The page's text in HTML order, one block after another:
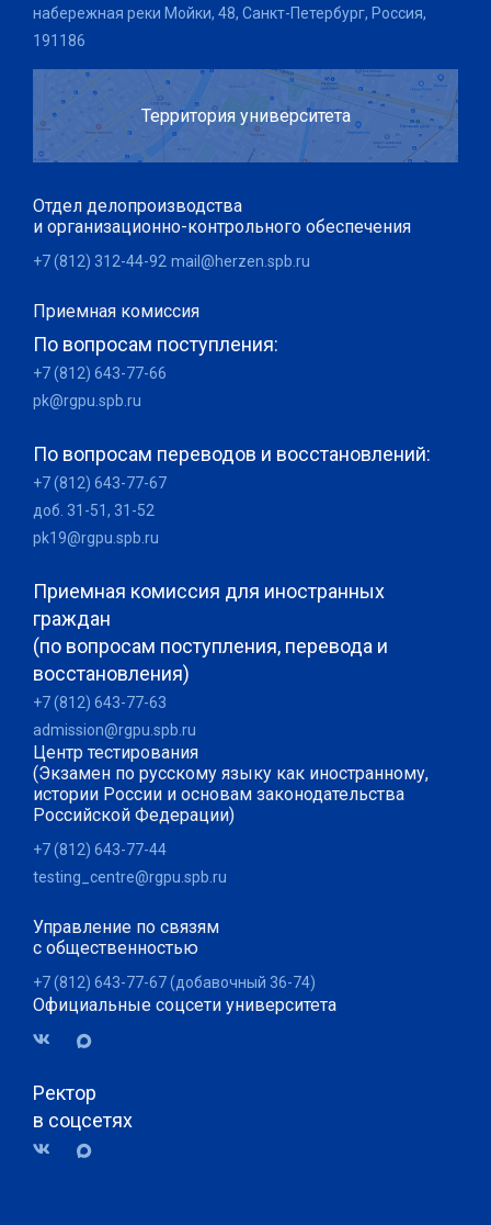
набережная реки Мойки, 48, Санкт-Петербург, Россия,
191186
Территория университета
Отдел делопроизводства
и организационно-контрольного обеспечения
+7 (812) 312-44-92 mail@herzen.spb.ru
Приемная комиссия
По вопросам поступления:
+7 (812) 643-77-66
pk@rgpu.spb.ru
По вопросам переводов и восстановлений:
+7 (812) 643-77-67
доб. 31-51, 31-52
pk19@rgpu.spb.ru
Приемная комиссия для иностранных
граждан
(по вопросам поступления, перевода и
восстановления)
+7 (812) 643-77-63
admission@rgpu.spb.ru
Центр тестирования
(Экзамен по русскому языку как иностранному,
истории России и основам законодательства
Российской Федерации)
+7 (812) 643-77-44
testing_centre@rgpu.spb.ru
Управление по связям
с общественностью
+7 (812) 643-77-67 (добавочный 36-74)
Официальные соцсети университета
Ректор
в соцсетях